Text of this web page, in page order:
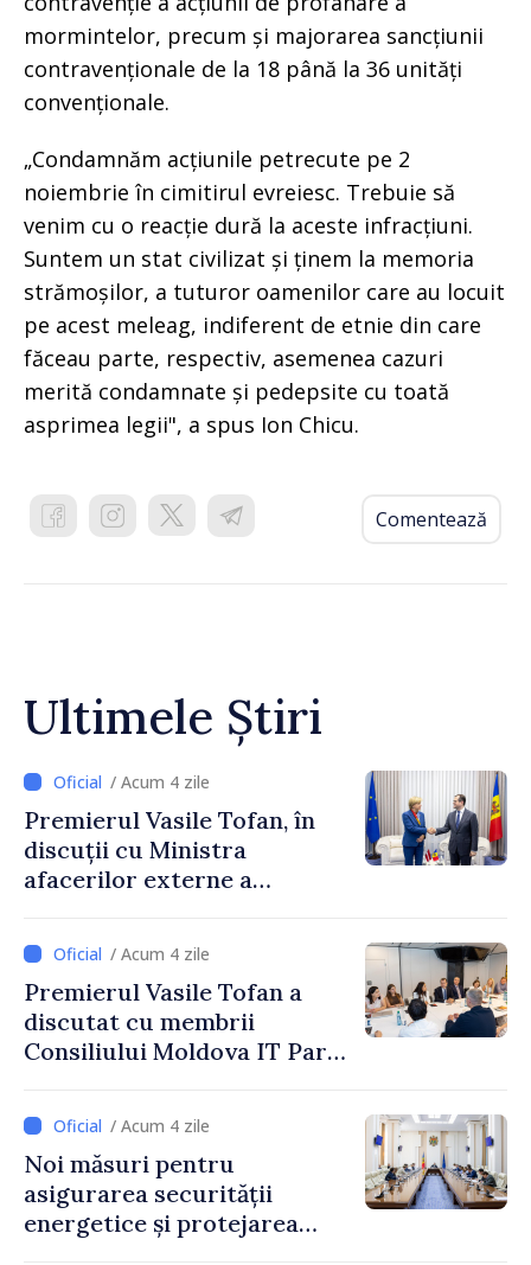
mormintelor, precum și majorarea sancțiunii
contravenționale de la 18 până la 36 unități
convenționale.
„Condamnăm acțiunile petrecute pe 2
noiembrie în cimitirul evreiesc. Trebuie să
venim cu o reacție dură la aceste infracțiuni.
Suntem un stat civilizat și ținem la memoria
strămoșilor, a tuturor oamenilor care au locuit
pe acest meleag, indiferent de etnie din care
făceau parte, respectiv, asemenea cazuri
merită condamnate și pedepsite cu toată
asprimea legii", a spus Ion Chicu.
Comentează
Ultimele Știri
/ Acum 4 zile
Premierul Vasile Tofan, în
discuții cu Ministra
afacerilor externe a
/ Acum 4 zile
Premierul Vasile Tofan a
discutat cu membrii
Consiliului Moldova IT Park:
industriei IT”
/ Acum 4 zile
Noi măsuri pentru
asigurarea securității
energetice și protejarea